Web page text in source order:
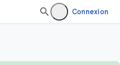
Connexion